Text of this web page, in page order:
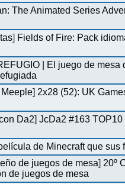
The Animated Series
] Fields of Fire: Pack
| El juego de mesa
2x28 (52): UK
Da2] JcDa2 #163
de Minecraft que sus
de juegos de mesa] 20º
de juegos de mesa